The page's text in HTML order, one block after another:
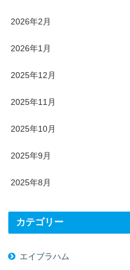
2026年2月
2026年1月
2025年12月
2025年11月
2025年10月
2025年9月
2025年8月
カテゴリー
エイブラハム